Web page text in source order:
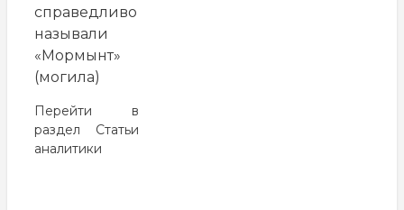
справедливо
называли
«Мормынт»
(могила)
Перейти в
раздел Статьи
аналитики